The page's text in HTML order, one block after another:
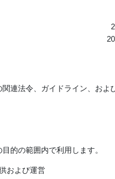
連法令、ガイドライン、およ
的の範囲内で利用します。
および運営